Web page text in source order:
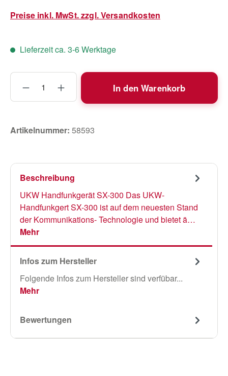
Preise inkl. MwSt. zzgl. Versandkosten
Lieferzeit ca. 3-6 Werktage
Produkt Anzahl: Gib den gewünschten
In den Warenkorb
Artikelnummer: 58593
Beschreibung
UKW Handfunkgerät SX-300 Das UKW-
Handfunkgert SX-300 ist auf dem neuesten Stand
der Kommunikations- Technologie und bietet ä…
Mehr
Infos zum Hersteller
Folgende Infos zum Hersteller sind verfübar...
Mehr
Bewertungen